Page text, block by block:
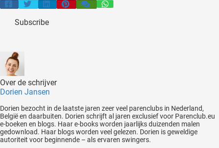
Subscribe
Over de schrijver
Dorien Jansen
Dorien bezocht in de laatste jaren zeer veel parenclubs in Nederland,
België en daarbuiten. Dorien schrijft al jaren exclusief voor Parenclub.eu
e-boeken en blogs. Haar e-books worden jaarlijks duizenden malen
gedownload. Haar blogs worden veel gelezen. Dorien is geweldige
autoriteit voor beginnende – als ervaren swingers.